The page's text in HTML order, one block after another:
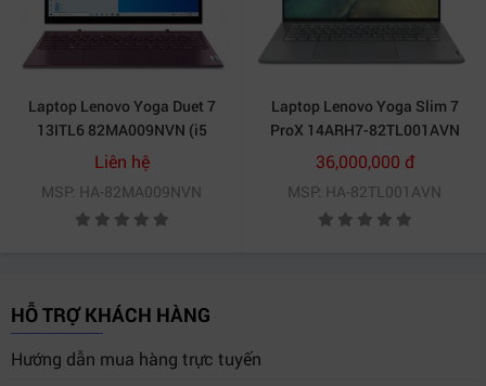
Laptop Lenovo Yoga Duet 7
13ITL6 82MA009NVN (i5
1135G7/ Ram 8GB/ SSD
512GB/ Windows 11/ 3Y/ Tím)
Liên hệ
MSP: HA-82MA009NVN
Laptop Lenovo Yoga Slim 7
ProX 14ARH7-82TL001AVN
(Ryzen 7 6800HS/RAM
16GB/1TB SSD/ Windows 11)
36,000,000 đ
MSP: HA-82TL001AVN
HỖ TRỢ KHÁCH HÀNG
Hướng dẫn mua hàng trực tuyến